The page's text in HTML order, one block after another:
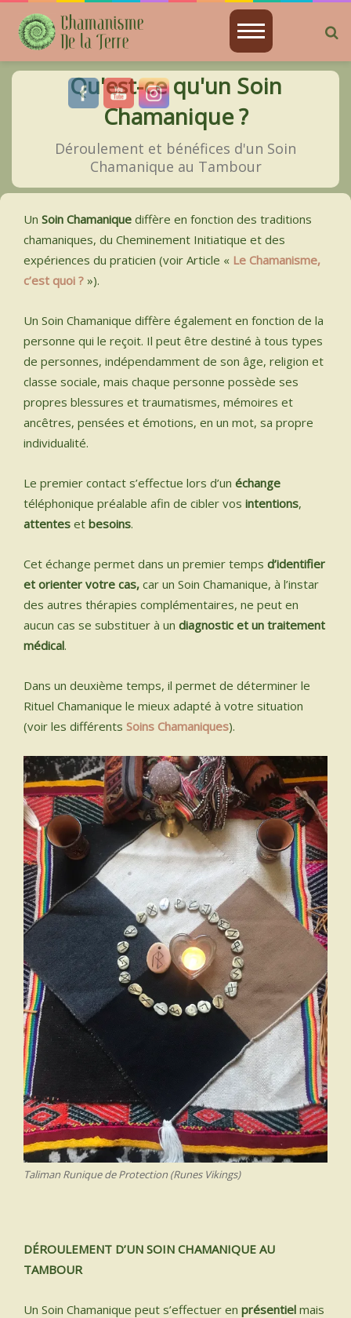
ACCUEIL
CHAMANISME
JE SUIS
ATELIERS PRÉSENTIELS
ENSEIGNEMENT DISTANCIEL EN VIDÉO
ENSEIGNEMENT DISTANCIEL EN DIRECT
SOINS CHAMANIQUES
INSTRUMENTS SACRÉS
MON BLOG
ME CONTACTER
MON PANIER
Spanish
0 Article
Qu'est-ce qu'un Soin
Chamanique ?
Déroulement et bénéfices d'un Soin
Chamanique au Tambour
Un Soin Chamanique diffère en fonction des traditions
chamaniques, du Cheminement Initiatique et des
expériences du praticien (voir Article « Le Chamanisme,
c’est quoi ? »).
Un Soin Chamanique diffère également en fonction de la
personne qui le reçoit. Il peut être destiné à tous types
de personnes, indépendamment de son âge, religion et
classe sociale, mais chaque personne possède ses
propres blessures et traumatismes, mémoires et
ancêtres, pensées et émotions, en un mot, sa propre
individualité.
Le premier contact s’effectue lors d’un échange
téléphonique préalable afin de cibler vos intentions,
attentes et besoins.
Cet échange permet dans un premier temps d’identifier
et orienter votre cas, car un Soin Chamanique, à l’instar
des autres thérapies complémentaires, ne peut en
aucun cas se substituer à un diagnostic et un traitement
médical.
Dans un deuxième temps, il permet de déterminer le
Rituel Chamanique le mieux adapté à votre situation
(voir les différents Soins Chamaniques).
Taliman Runique de Protection (Runes Vikings)
DÉROULEMENT D’UN SOIN CHAMANIQUE AU
TAMBOUR
Un Soin Chamanique peut s’effectuer en présentiel mais